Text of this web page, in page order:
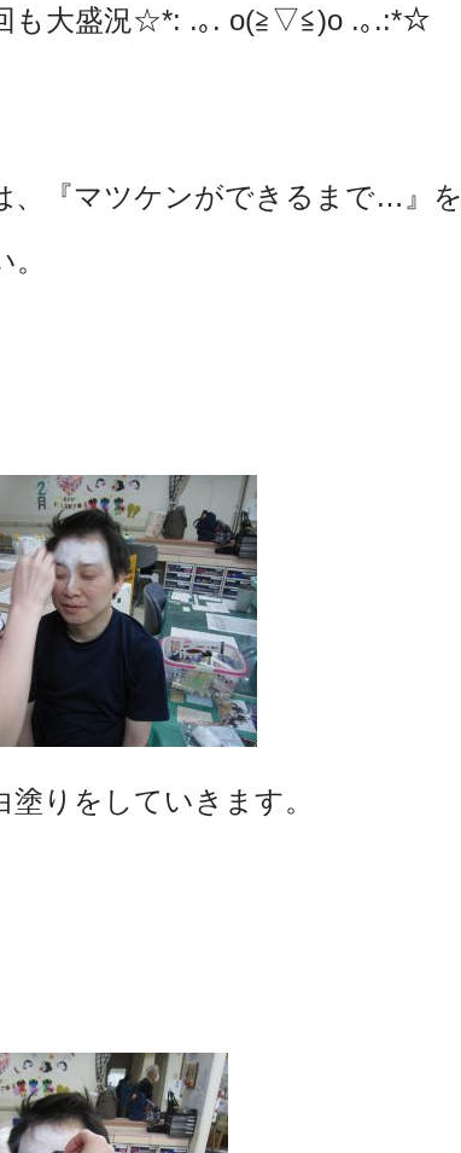
も大盛況☆*: .｡. o(≧▽≦)o .｡.:*☆
、『マツケンができるまで…』を
塗りをしていきます。